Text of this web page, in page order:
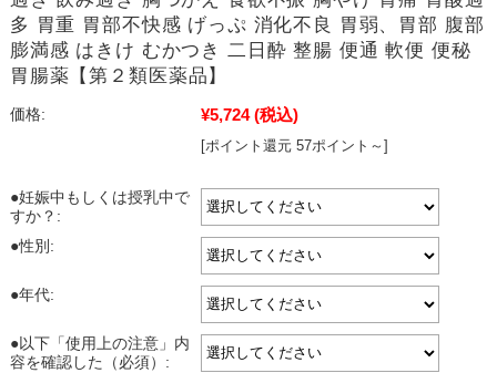
多 胃重 胃部不快感 げっぷ 消化不良 胃弱、胃部 腹部
膨満感 はきけ むかつき 二日酔 整腸 便通 軟便 便秘
胃腸薬【第２類医薬品】
価格: ¥5,724 (税込)
[ポイント還元 57ポイント～]
●妊娠中もしくは授乳中で
すか？:
●性別:
●年代:
●以下「使用上の注意」内
容を確認した（必須）: